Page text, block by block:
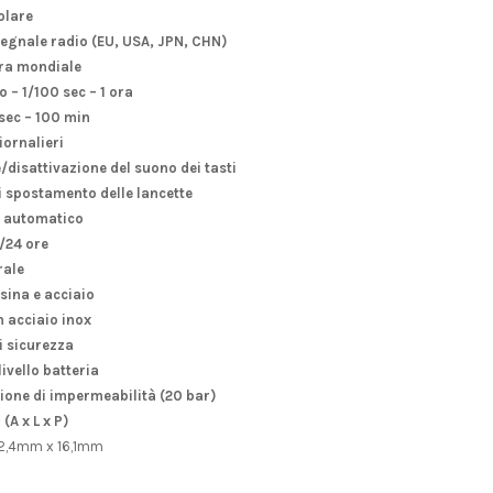
radio (EU, USA, JPN, CHN)
mondiale
– 1/100 sec – 1 ora
– 100 min
disattivazione del suono dei tasti
spostamento delle lancette
automatico
24 ore
e acciaio
acciaio inox
sicurezza
batteria
di impermeabilità (20 bar)
x L x P)
x 16,1mm